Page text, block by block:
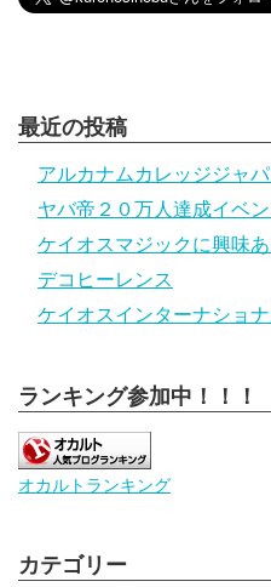
最近の投稿
アルカナムカレッジジャ
ヤバ帝２０万人達成イベン
ケイオスマジックに興味
デコヒーレンス
ケイオスインターナショ
ランキング参加中！！！
オカルトランキング
カテゴリー